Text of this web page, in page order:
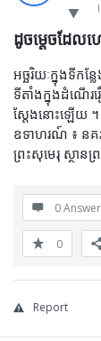
ដូចម្តេចដែលហ
អច្ឆរិយៈក្នុងទីកន្
ទីតាំងក្នុងដំណើរ
ស្តែងនោះឡើយ ។
ឧទាហរណ៍ ៖ នគរព
ព្រះសុមេរុ ស្ថានព្
0
0
Report